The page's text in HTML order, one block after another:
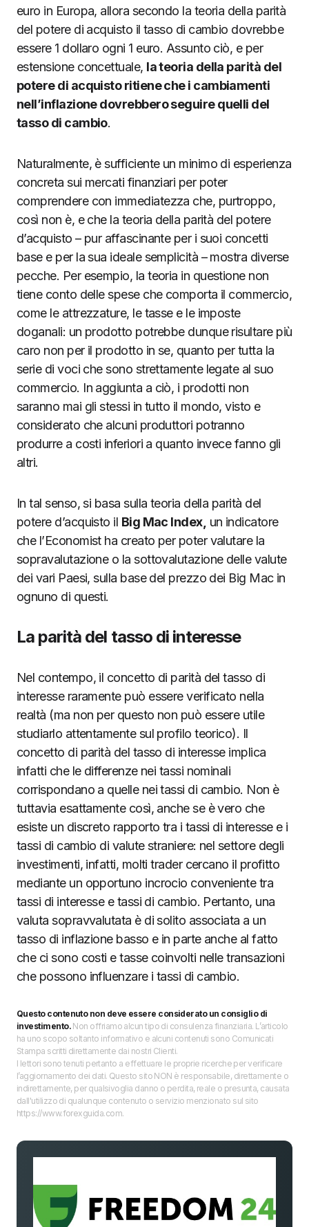
euro in Europa, allora secondo la teoria della parità
del potere di acquisto il tasso di cambio dovrebbe
essere 1 dollaro ogni 1 euro. Assunto ciò, e per
estensione concettuale, la teoria della parità del
potere di acquisto ritiene che i cambiamenti
nell’inflazione dovrebbero seguire quelli del
tasso di cambio.
Naturalmente, è sufficiente un minimo di esperienza
concreta sui mercati finanziari per poter
comprendere con immediatezza che, purtroppo,
così non è, e che la teoria della parità del potere
d’acquisto – pur affascinante per i suoi concetti
base e per la sua ideale semplicità – mostra diverse
pecche. Per esempio, la teoria in questione non
tiene conto delle spese che comporta il commercio,
come le attrezzature, le tasse e le imposte
doganali: un prodotto potrebbe dunque risultare più
caro non per il prodotto in se, quanto per tutta la
serie di voci che sono strettamente legate al suo
commercio. In aggiunta a ciò, i prodotti non
saranno mai gli stessi in tutto il mondo, visto e
considerato che alcuni produttori potranno
produrre a costi inferiori a quanto invece fanno gli
altri.
In tal senso, si basa sulla teoria della parità del
potere d’acquisto il Big Mac Index, un indicatore
che l’Economist ha creato per poter valutare la
sopravalutazione o la sottovalutazione delle valute
dei vari Paesi, sulla base del prezzo dei Big Mac in
ognuno di questi.
La parità del tasso di interesse
Nel contempo, il concetto di parità del tasso di
interesse raramente può essere verificato nella
realtà (ma non per questo non può essere utile
studiarlo attentamente sul profilo teorico). Il
concetto di parità del tasso di interesse implica
infatti che le differenze nei tassi nominali
corrispondano a quelle nei tassi di cambio. Non è
tuttavia esattamente così, anche se è vero che
esiste un discreto rapporto tra i tassi di interesse e i
tassi di cambio di valute straniere: nel settore degli
investimenti, infatti, molti trader cercano il profitto
mediante un opportuno incrocio conveniente tra
tassi di interesse e tassi di cambio. Pertanto, una
valuta sopravvalutata è di solito associata a un
tasso di inflazione basso e in parte anche al fatto
che ci sono costi e tasse coinvolti nelle transazioni
che possono influenzare i tassi di cambio.
Questo contenuto non deve essere considerato un consiglio di
investimento.Non offriamo alcun tipo di consulenza finanziaria. L’articolo
ha uno scopo soltanto informativo e alcuni contenuti sono Comunicati
Stampa scritti direttamente dai nostri Clienti.
I lettori sono tenuti pertanto a effettuare le proprie ricerche per verificare
l’aggiornamento dei dati. Questo sito NON è responsabile, direttamente o
indirettamente, per qualsivoglia danno o perdita, reale o presunta, causata
dall'utilizzo di qualunque contenuto o servizio menzionato sul sito
https://www.forexguida.com.